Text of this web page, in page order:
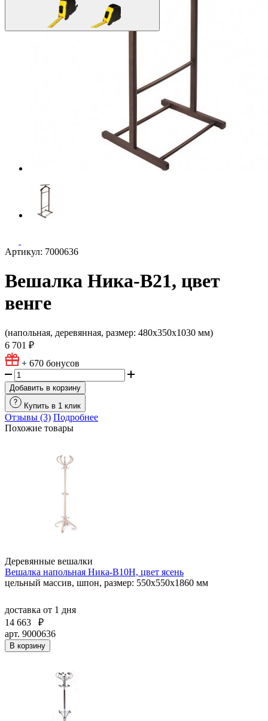
Артикул: 7000636
Вешалка Ника-В21, цвет
венге
(напольная, деревянная, размер: 480х350х1030 мм)
6 701 ₽
+ 670 бонусов
Добавить в корзину
Купить в 1 клик
Отзывы (3) Подробнее
Похожие товары
Деревянные вешалки
Вешалка напольная Ника-В10Н, цвет ясень
цельный массив, шпон, размер: 550х550х1860 мм
доставка от 1 дня
14 663
₽
арт. 9000636
В корзину